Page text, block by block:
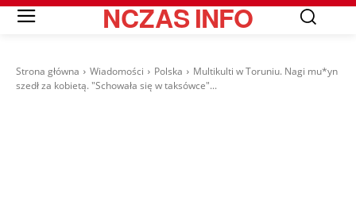
NCZASINFO
Strona główna Wiadomości Polska
Multikulti w Toruniu. Nagi mu*yn
szedł za kobietą. "Schowała się w taksówce"...